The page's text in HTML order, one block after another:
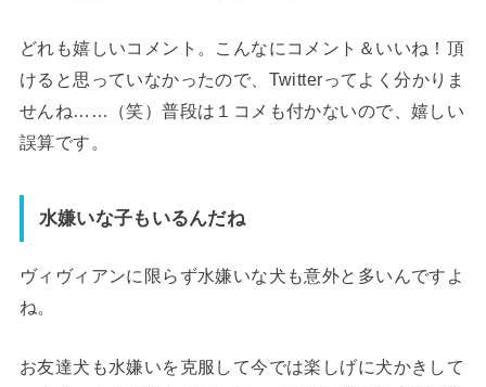
どれも嬉しいコメント。こんなにコメント＆いいね！頂
けると思っていなかったので、Twitterってよく分かりま
せんね……（笑）普段は１コメも付かないので、嬉しい
誤算です。
水嫌いな子もいるんだね
ヴィヴィアンに限らず水嫌いな犬も意外と多いんですよ
ね。
お友達犬も水嫌いを克服して今では楽しげに犬かきして